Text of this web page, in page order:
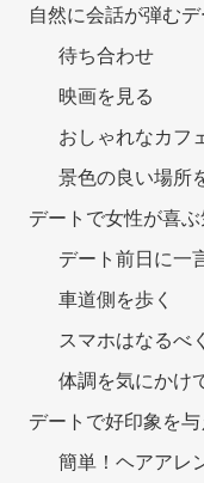
自然に会話が弾む
待ち合わせ
映画を見る
おしゃれなカフ
景色の良い場所
デートで女性が喜
デート前日に一
車道側を歩く
スマホはなるべ
体調を気にかけ
デートで好印象を
簡単！ヘアアレ